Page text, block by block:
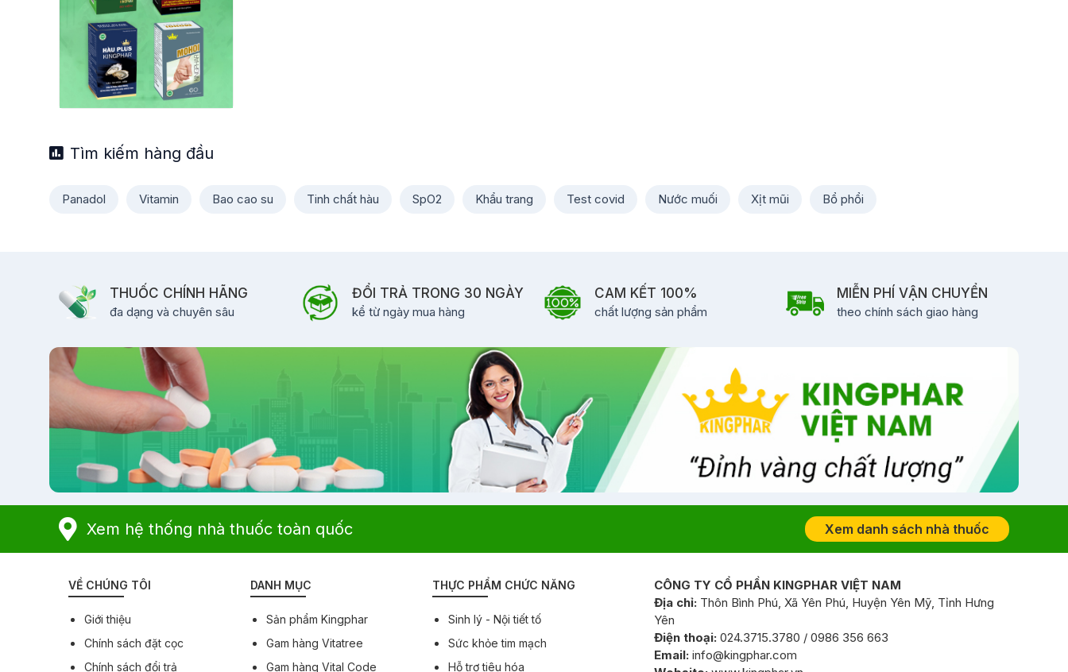
Tìm kiếm hàng đầu
Panadol Vitamin Bao cao su Tinh chất hàu SpO2 Khẩu trang Test covid Nước muối Xịt mũi Bổ phổi
THUỐC CHÍNH HÃNG
đa dạng và chuyên sâu
ĐỔI TRẢ TRONG 30 NGÀY
kể từ ngày mua hàng
CAM KẾT 100%
chất lượng sản phẩm
MIỄN PHÍ VẬN CHUYỂN
theo chính sách giao hàng
Xem hệ thống nhà thuốc toàn quốc Xem danh sách nhà thuốc
VỀ CHÚNG TÔI
Giới thiệu
Chính sách đặt cọc
Chính sách đổi trả
DANH MỤC
Sản phẩm Kingphar
Gam hàng Vitatree
Gam hàng Vital Code
THỰC PHẨM CHỨC NĂNG
Sinh lý - Nội tiết tố
Sức khỏe tim mạch
Hỗ trợ tiêu hóa
CÔNG TY CỔ PHẦN KINGPHAR VIỆT NAM
Địa chỉ: Thôn Bình Phú, Xã Yên Phú, Huyện Yên Mỹ, Tỉnh Hưng
Yên
Điện thoại:024.3715.3780 / 0986 356 663
Email: info@kingphar.com